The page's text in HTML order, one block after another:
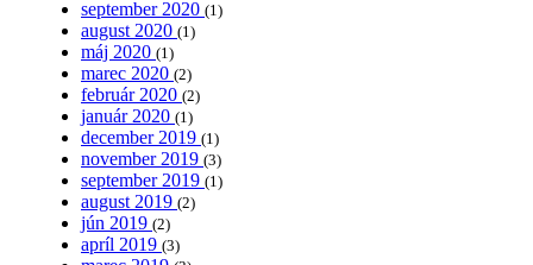
september 2020 (1)
august 2020 (1)
máj 2020 (1)
marec 2020 (2)
február 2020 (2)
január 2020 (1)
december 2019 (1)
november 2019 (3)
september 2019 (1)
august 2019 (2)
jún 2019 (2)
apríl 2019 (3)